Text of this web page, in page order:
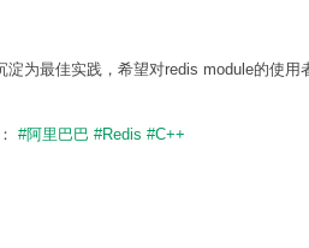
为最佳实践，希望对redis module的使
#阿里巴巴 #Redis #C++